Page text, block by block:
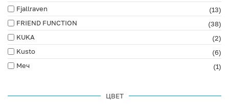
Fjallraven
(13)
FRIEND FUNCTION
(38)
KUKA
(2)
Kusto
(6)
Меч
(1)
ЦВЕТ